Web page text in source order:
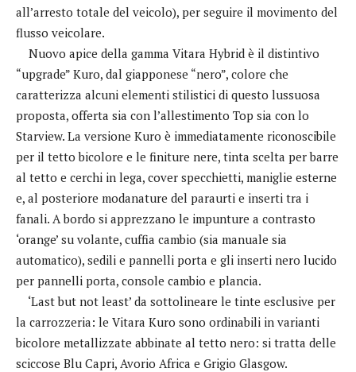
all’arresto totale del veicolo), per seguire il movimento del
flusso veicolare.
Nuovo apice della gamma Vitara Hybrid è il distintivo
“upgrade” Kuro, dal giapponese “nero”, colore che
caratterizza alcuni elementi stilistici di questo lussuosa
proposta, offerta sia con l’allestimento Top sia con lo
Starview. La versione Kuro è immediatamente riconoscibile
per il tetto bicolore e le finiture nere, tinta scelta per barre
al tetto e cerchi in lega, cover specchietti, maniglie esterne
e, al posteriore modanature del paraurti e inserti tra i
fanali. A bordo si apprezzano le impunture a contrasto
‘orange’ su volante, cuffia cambio (sia manuale sia
automatico), sedili e pannelli porta e gli inserti nero lucido
per pannelli porta, console cambio e plancia.
‘Last but not least’ da sottolineare le tinte esclusive per
la carrozzeria: le Vitara Kuro sono ordinabili in varianti
bicolore metallizzate abbinate al tetto nero: si tratta delle
sciccose Blu Capri, Avorio Africa e Grigio Glasgow.